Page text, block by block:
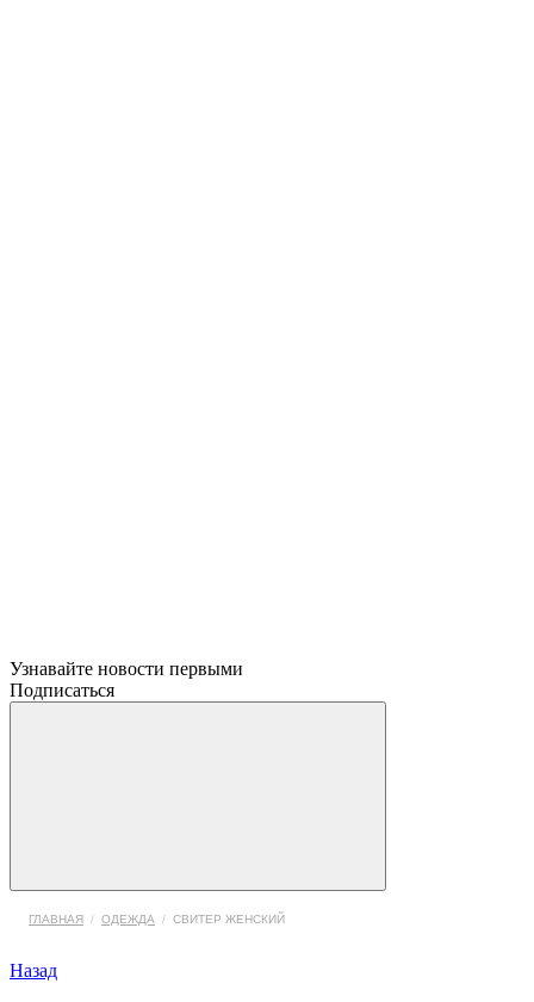
Узнавайте новости первыми
Подписаться
ГЛАВНАЯ / ОДЕЖДА / СВИТЕР ЖЕНСКИЙ
Назад